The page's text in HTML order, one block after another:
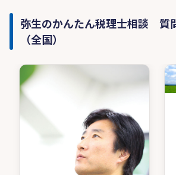
弥生のかんたん税理士相談 質
（全国）